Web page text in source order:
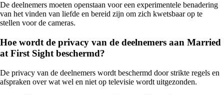
De deelnemers moeten openstaan voor een experimentele benadering
van het vinden van liefde en bereid zijn om zich kwetsbaar op te
stellen voor de cameras.
Hoe wordt de privacy van de deelnemers aan Married
at First Sight beschermd?
De privacy van de deelnemers wordt beschermd door strikte regels en
afspraken over wat wel en niet op televisie wordt uitgezonden.